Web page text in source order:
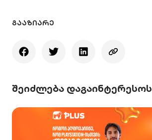
ᲒᲐᲐᲖᲘᲐᲠᲔ
შეიძლება დაგაინტერესოს